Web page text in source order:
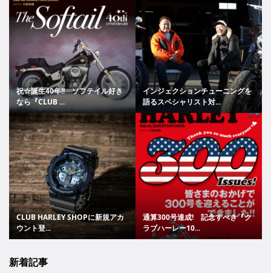
祝☆誕生40年!! ソフテイル好き
なら『CLUB ...
インジェクションチューニングを
語るスペシャリスト対...
CLUB HARLEY SHOPに新規アカ
ウント登...
通算300号達成! 記念すべき『ク
ラブハーレー10...
新着記事